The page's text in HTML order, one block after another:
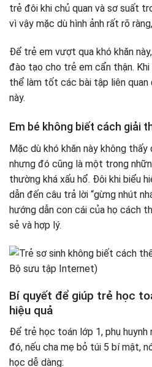
trẻ đôi khi chủ quan và sơ suất
vì vậy mặc dù hình ảnh rất rõ
Để trẻ em vượt qua khó khăn
đào tạo cho trẻ em cẩn thận.
thể làm tốt các bài tập liên quan
này.
Em bé không biết cách giải
Mặc dù khó khăn này không thấy
nhưng đó cũng là một trong
thường khá xấu hổ. Đôi khi biểu
dẫn đến câu trả lời “gừng nhút
hướng dẫn con cái của họ cách
sẻ và hợp lý.
Bí quyết để giúp trẻ học
hiệu quả
Để trẻ học toán lớp 1, phụ huynh
đó, nếu cha mẹ bỏ túi 5 bí mật,
học dễ dàng: